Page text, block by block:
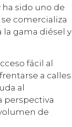
sido uno de
comercializa
la gama diésel y
fácil al
a calles
al
perspectiva
de